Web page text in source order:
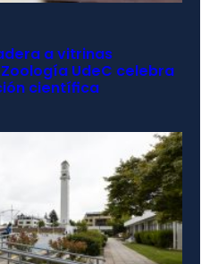
a vitrinas
UdeC celebra
científica